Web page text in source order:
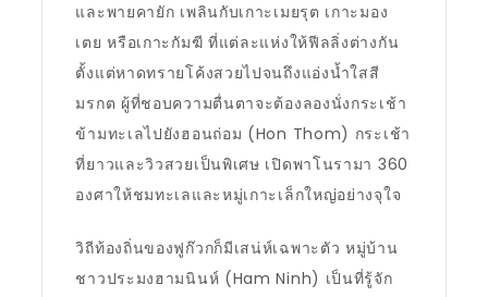
และพายคายัก เพลินกับเกาะเมยรุต เกาะมอง
เตย หรือเกาะกัมฆี ที่แต่ละแห่งให้ฟีลลิ่งต่างกัน
ตั้งแต่หาดทรายโค้งสวยไปจนถึงแอ่งน้ำใสสี
มรกต ผู้ที่ชอบความตื่นตาจะต้องลองนั่งกระเช้า
ข้ามทะเลไปยังฮอนถ่อม (Hon Thom) กระเช้า
ที่ยาวและวิวสวยเป็นพิเศษ เปิดพาโนรามา 360
องศาให้ชมทะเลและหมู่เกาะเล็กใหญ่อย่างจุใจ
วิถีท้องถิ่นของฟูก๊วกก็มีเสน่ห์เฉพาะตัว หมู่บ้าน
ชาวประมงฮามนินห์ (Ham Ninh) เป็นที่รู้จัก